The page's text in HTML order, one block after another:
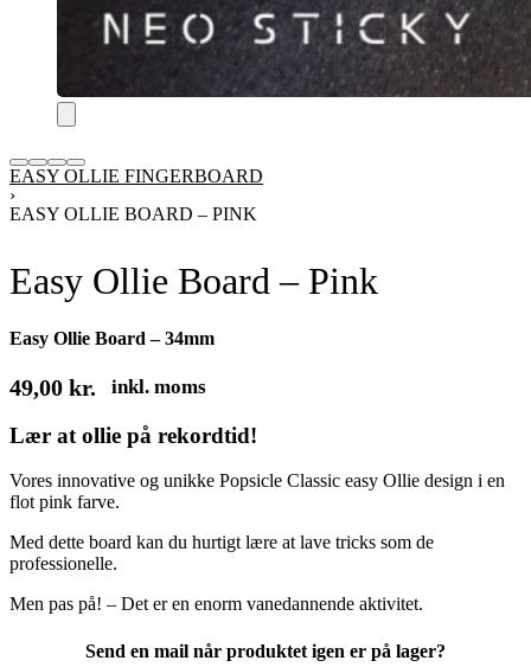
EASY OLLIE FINGERBOARD
›
EASY OLLIE BOARD – PINK
Easy Ollie Board – Pink
Easy Ollie Board – 34mm
49,00 kr. inkl. moms
Lær at ollie på rekordtid!
Vores innovative og unikke Popsicle Classic easy Ollie design i en
flot pink farve.
Med dette board kan du hurtigt lære at lave tricks som de
professionelle.
Men pas på! – Det er en enorm vanedannende aktivitet.
Send en mail når produktet igen er på lager?